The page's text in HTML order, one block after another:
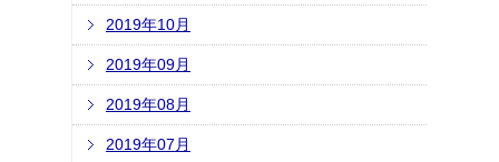
2019年10月
2019年09月
2019年08月
2019年07月